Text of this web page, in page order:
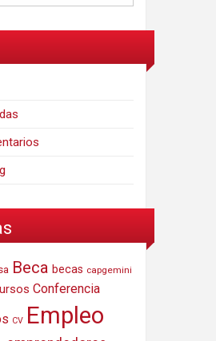
Beca becas capgemini
Conferencia
CV Empleo